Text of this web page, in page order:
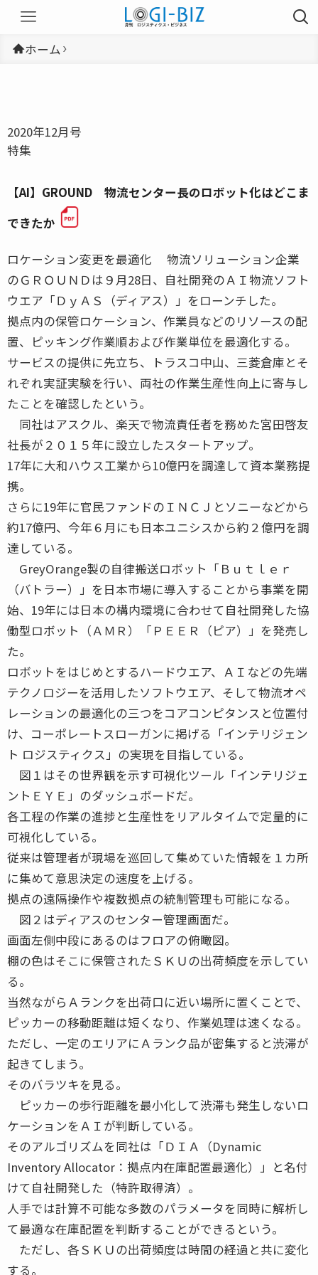
ホーム
2020年12月号
特集
【AI】GROUND 物流センター長のロボット化はどこま
できたか
ロケーション変更を最適化 物流ソリューション企業
のＧＲＯＵＮＤは９月28日、自社開発のＡＩ物流ソフト
ウエア「ＤｙＡＳ（ディアス）」をローンチした。
拠点内の保管ロケーション、作業員などのリソースの配
置、ピッキング作業順および作業単位を最適化する。
サービスの提供に先立ち、トラスコ中山、三菱倉庫とそ
れぞれ実証実験を行い、両社の作業生産性向上に寄与し
たことを確認したという。
同社はアスクル、楽天で物流責任者を務めた宮田啓友
社長が２０１５年に設立したスタートアップ。
17年に大和ハウス工業から10億円を調達して資本業務提
携。
さらに19年に官民ファンドのＩＮＣＪとソニーなどから
約17億円、今年６月にも日本ユニシスから約２億円を調
達している。
GreyOrange製の自律搬送ロボット「Ｂｕｔｌｅｒ
（バトラー）」を日本市場に導入することから事業を開
始、19年には日本の構内環境に合わせて自社開発した協
働型ロボット（ＡＭＲ）「ＰＥＥＲ（ピア）」を発売し
た。
ロボットをはじめとするハードウエア、ＡＩなどの先端
テクノロジーを活用したソフトウエア、そして物流オペ
レーションの最適化の三つをコアコンピタンスと位置付
け、コーポレートスローガンに掲げる「インテリジェン
ト ロジスティクス」の実現を目指している。
図１はその世界観を示す可視化ツール「インテリジェ
ントＥＹＥ」のダッシュボードだ。
各工程の作業の進捗と生産性をリアルタイムで定量的に
可視化している。
従来は管理者が現場を巡回して集めていた情報を１カ所
に集めて意思決定の速度を上げる。
拠点の遠隔操作や複数拠点の統制管理も可能になる。
図２はディアスのセンター管理画面だ。
画面左側中段にあるのはフロアの俯瞰図。
棚の色はそこに保管されたＳＫＵの出荷頻度を示してい
る。
当然ながらＡランクを出荷口に近い場所に置くことで、
ピッカーの移動距離は短くなり、作業処理は速くなる。
ただし、一定のエリアにＡランク品が密集すると渋滞が
起きてしまう。
そのバラツキを見る。
ピッカーの歩行距離を最小化して渋滞も発生しないロ
ケーションをＡＩが判断している。
そのアルゴリズムを同社は「ＤＩＡ（Dynamic
Inventory Allocator：拠点内在庫配置最適化）」と名付
けて自社開発した（特許取得済）。
人手では計算不可能な多数のパラメータを同時に解析し
て最適な在庫配置を判断することができるという。
ただし、各ＳＫＵの出荷頻度は時間の経過と共に変化
する。